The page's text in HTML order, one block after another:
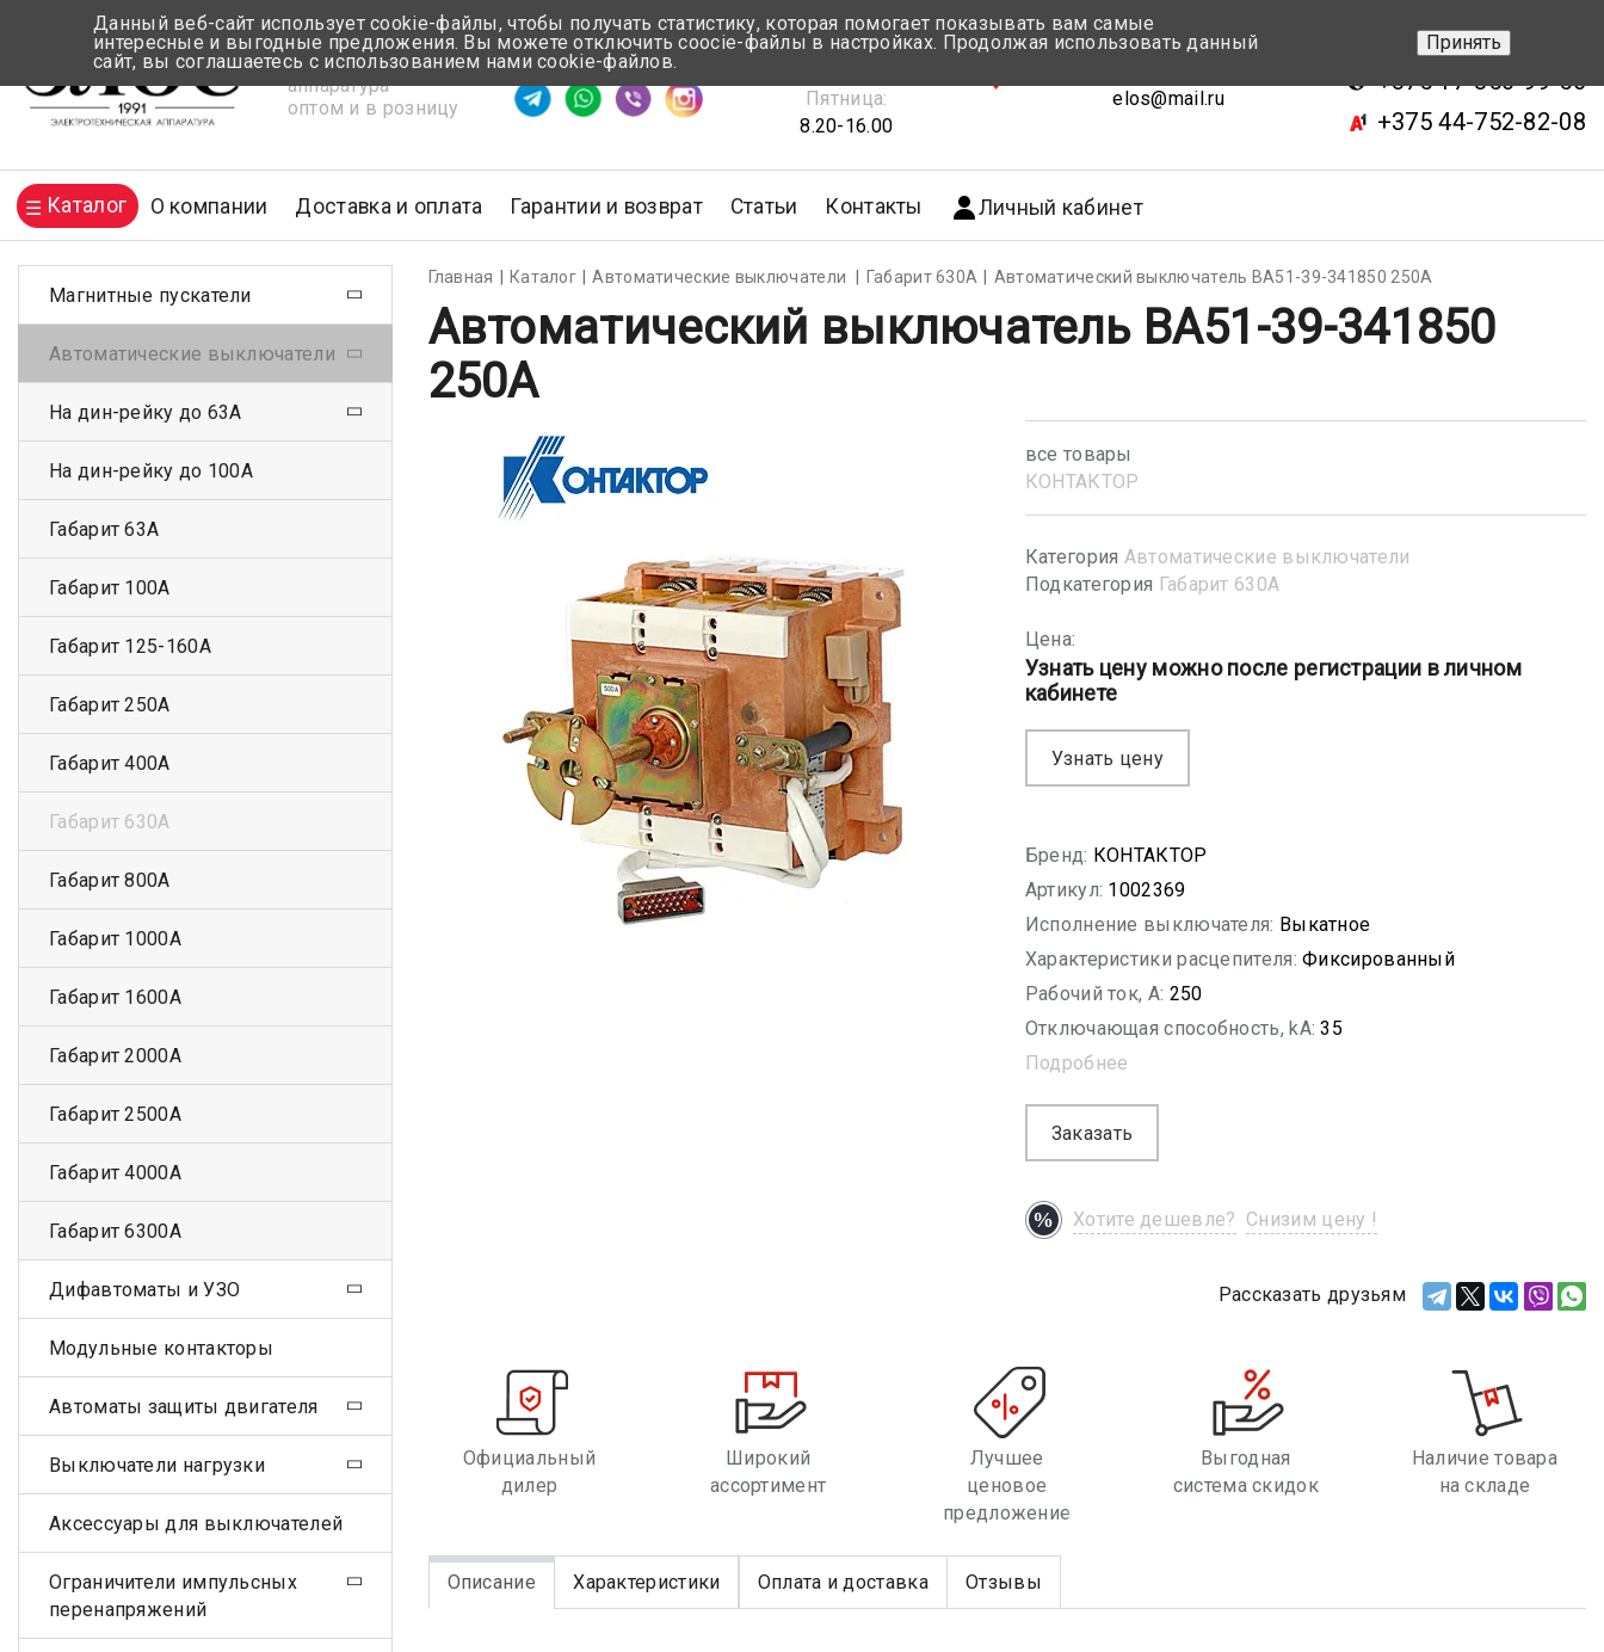
Электротехническая
аппаратура
оптом и в розницу
Время ответа ≈ 5 мин
Понедельник-Четверг:
Пятница:
8.20-16.00
elos@mail.ru
+375 17-343-46-70
+375 17-350-99-56
+375 44-752-82-08
Каталог О компании Доставка и оплата Гарантии и возврат Статьи Контакты Личный кабинет
Главная Каталог Автоматические выключатели Габарит 630А Автоматический выключатель ВА51-39-341850 250А
Автоматический выключатель ВА51-39-341850
250А
все товары
КОНТАКТОР
Категория Автоматические выключатели
Подкатегория Габарит 630А
Цена:
Узнать цену можно после регистрации в личном
кабинете
Узнать цену
Бренд: КОНТАКТОР
Артикул: 1002369
Исполнение выключателя: Выкатное
Характеристики расцепителя: Фиксированный
Рабочий ток, A: 250
Отключающая способность, kA: 35
Подробнее
Заказать
Хотите дешевле? Снизим цену !
Рассказать друзьям
Официальный
дилер
Широкий
ассортимент
Лучшее
ценовое
предложение
Выгодная
система скидок
Наличие товара
на складе
Описание Характеристики Оплата и доставка Отзывы
Магнитные пускатели
Автоматические выключатели
На дин-рейку до 63А
На дин-рейку до 100А
Габарит 63А
Габарит 100А
Габарит 125-160А
Габарит 250А
Габарит 400А
Габарит 630А
Габарит 800А
Габарит 1000А
Габарит 1600А
Габарит 2000А
Габарит 2500А
Габарит 4000А
Габарит 6300А
Дифавтоматы и УЗО
Модульные контакторы
Автоматы защиты двигателя
Выключатели нагрузки
Аксессуары для выключателей
Ограничители импульсных
перенапряжений
Данный веб-сайт использует cookie-файлы, чтобы получать статистику, которая помогает показывать вам самые
интересные и выгодные предложения. Вы можете отключить coocie-файлы в настройках. Продолжая использовать данный
сайт, вы соглашаетесь с использованием нами cookie-файлов.
Принять